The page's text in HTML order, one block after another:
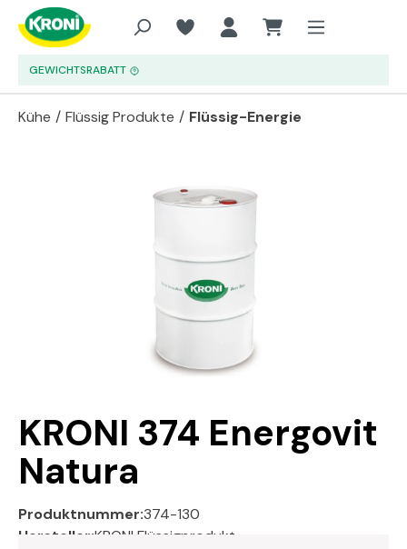
Zum Hauptinhalt springen
GEWICHTSRABATT
Kühe / Flüssig Produkte / Flüssig-Energie
Bildergalerie überspringen
KRONI 374 Energovit
Natura
Produktnummer:374-130
Hersteller:KRONI Flüssigprodukt